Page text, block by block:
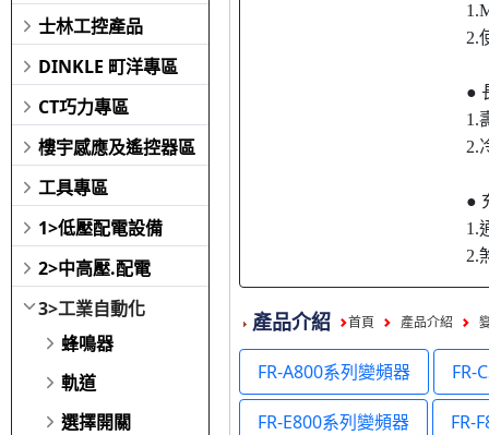
士林工控產品
DINKLE 町洋專區
CT巧力專區
樓宇感應及遙控器區
工具專區
1>低壓配電設備
2>中高壓.配電
3>工業自動化
蜂鳴器
軌道
選擇開關
2.
●
1.
2.
●
1.
2.
產品介紹 首頁 產品介紹
FR-A800系列變頻器 FR-
FR-E800系列變頻器 FR-